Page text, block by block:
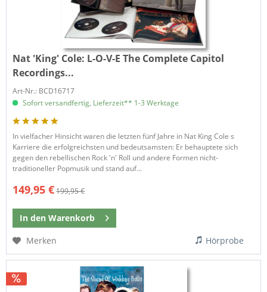
Nat 'King' Cole: L-O-V-E The Complete Capitol
Recordings...
Art-Nr.: BCD16717
Sofort versandfertig, Lieferzeit** 1-3 Werktage
In vielfacher Hinsicht waren die letzten fünf Jahre in Nat King Cole s
Karriere die erfolgreichsten und bedeutsamsten: Er behauptete sich
gegen den rebellischen Rock 'n' Roll und andere Formen nicht-
traditioneller Popmusik und stand auf...
149,95 €199,95 €
In den Warenkorb
Merken
Hörprobe